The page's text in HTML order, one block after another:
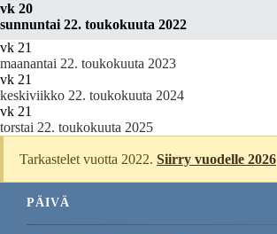
vk 20
sunnuntai 22. toukokuuta 2022
vk 21
maanantai 22. toukokuuta 2023
vk 21
keskiviikko 22. toukokuuta 2024
vk 21
torstai 22. toukokuuta 2025
Tarkastelet vuotta 2022.Siirry vuodelle 2026
PÄIVÄ